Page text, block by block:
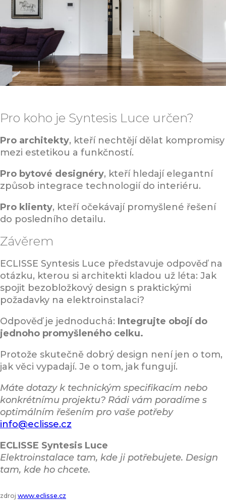
Pro koho je Syntesis Luce určen?
Pro architekty, kteří nechtějí dělat kompromisy
mezi estetikou a funkčností.
Pro bytové designéry, kteří hledají elegantní
způsob integrace technologií do interiéru.
Pro klienty, kteří očekávají promyšlené řešení
do posledního detailu.
Závěrem
ECLISSE Syntesis Luce představuje odpověď na
otázku, kterou si architekti kladou už léta: Jak
spojit bezobložkový design s praktickými
požadavky na elektroinstalaci?
Odpověď je jednoduchá: Integrujte obojí do
jednoho promyšleného celku.
Protože skutečně dobrý design není jen o tom,
jak věci vypadají. Je o tom, jak fungují.
Máte dotazy k technickým specifikacím nebo
konkrétnímu projektu? Rádi vám poradíme s
optimálním řešením pro vaše potřeby
info@eclisse.cz
ECLISSE Syntesis Luce
Elektroinstalace tam, kde ji potřebujete. Design
tam, kde ho chcete.
zdroj www.eclisse.cz